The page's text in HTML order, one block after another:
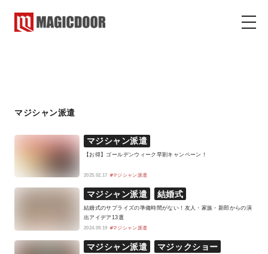
マジシャン派遣
マジシャン派遣
【お得】ゴールデンウィーク早割キャンペーン！
2025.02.17 #マジシャン派遣
マジシャン派遣 結婚式
結婚式のサプライズの準備時間がない！友人・家族・新郎からの演
出アイデア13選
2024.09.19 #マジシャン派遣
マジシャン派遣 マジックショー